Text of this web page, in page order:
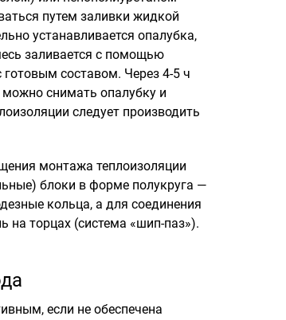
путем заливки жидкой
устанавливается опалубка,
заливается с помощью
составом. Через 4-5 ч
можно снимать опалубку и
следует производить
монтажа теплоизоляции
блоки в форме полукруга —
кольца, а для соединения
на торцах (система «шип-паз»).
если не обеспечена